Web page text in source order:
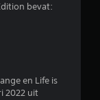
g
bevat:
en Life is
2022 ​uit